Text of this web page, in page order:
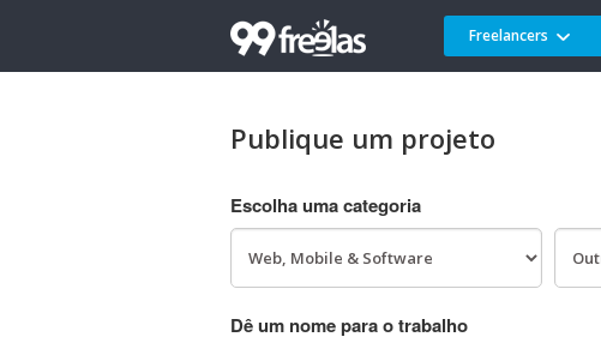
Freelancers
Publique um projeto
Escolha uma categoria
Dê um nome para o trabalho